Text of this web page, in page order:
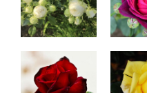
Barkarole